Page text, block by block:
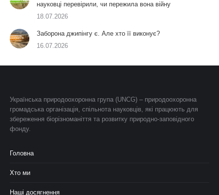
науковці перевірили, чи пережила вона війну
18.07.2026
Заборона джипінгу є. Але хто її виконує?
16.07.2026
Українська природоохоронна група (UNCG) – природоохоронна
громадська організація, спільнота науковців, які працюють для
збереження біорізноманіття та розвитку природно-заповідного
фонду.
Головна
Хто ми
Наші досягнення